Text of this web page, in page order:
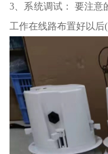
3、系统调试： 要注意
工作在线路布置好以后